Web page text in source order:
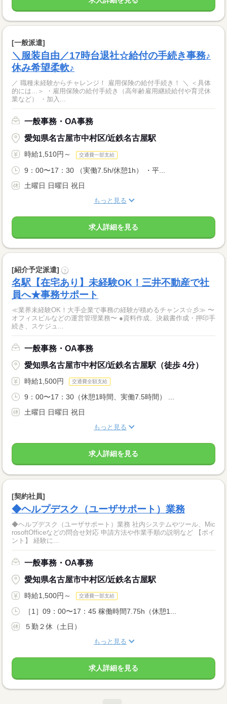
[一般派遣]
＼服装自由／17時台退社☆給付の手続き事務♪
休み希望柔軟♪
／ 職種未経験からチャレンジ！ 雇用保険の給付手続き！ ＼ ＜具体
的には...＞ ・雇用保険の給付手続き（高年齢雇用継続給付や育児休
業など） ・加入...
一般事務・OA事務
愛知県名古屋市中村区/近鉄名古屋駅
時給1,510円～ 交通費一部支給
9：00〜17：30 （実働7.5h/休憩1h） ・平...
土曜日 日曜日 祝日
もっと見る
求人詳細を見る
[紹介予定派遣] ?
名駅【在宅あり】未経験OK！三井不動産で社
員へ★事務サポート
≪業界未経験OK！大手企業で事務の経験が積めるチャンス☆彡≫ 〜
オフィスビルなどの運営管理業務〜 ●資料作成、決裁書作成・押印手
続き、スケジュ...
一般事務・OA事務
愛知県名古屋市中村区/近鉄名古屋駅（徒歩 4分）
時給1,500円 交通費全額支給
9：00〜17：30（休憩1時間、実働7.5時間） ...
土曜日 日曜日 祝日
もっと見る
求人詳細を見る
[契約社員]
◆ヘルプデスク（ユーザサポート）業務
◆ヘルプデスク（ユーザサポート）業務 社内システムやツール、Mic
rosoftOfficeなどの問合せ対応 申請方法や作業手順の説明など 【ポイ
ント】 経験に...
一般事務・OA事務
愛知県名古屋市中村区/近鉄名古屋駅
時給1,500円～ 交通費一部支給
［1］09：00〜17：45 稼働時間7.75h（休憩1...
５勤２休（土日）
もっと見る
求人詳細を見る